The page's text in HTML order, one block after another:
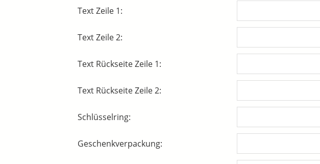
Text Zeile 1:
Text Zeile 2:
Text Rückseite Zeile 1:
Text Rückseite Zeile 2:
Schlüsselring:
Geschenkverpackung: